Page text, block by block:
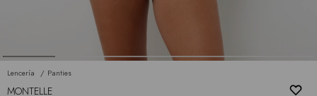
Lencería Panties
MONTELLE